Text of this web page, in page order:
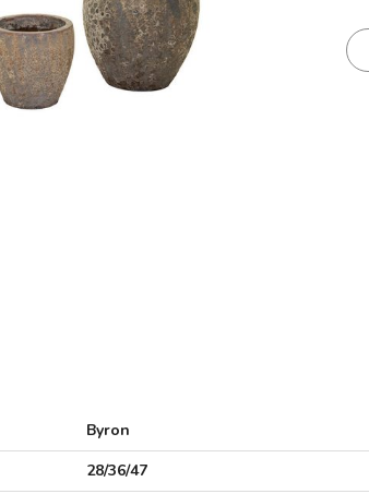
Byron
28/36/47